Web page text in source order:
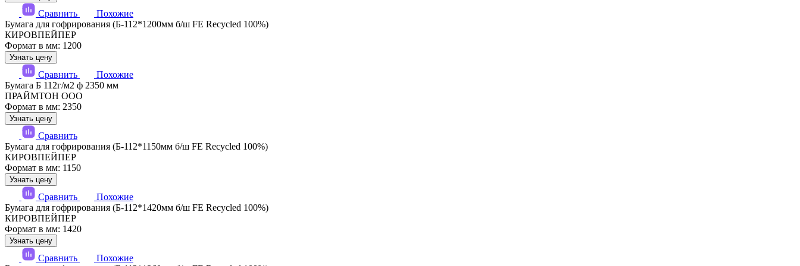
Сравнить
Похожие
Бумага для гофрирования (Б-112*1200мм б/ш FE Recycled 100%)
КИРОВПЕЙПЕР
Формат в мм: 1200
Узнать цену
Сравнить
Похожие
Бумага Б 112г/м2 ф 2350 мм
ПРАЙМТОН ООО
Формат в мм: 2350
Узнать цену
Сравнить
Бумага для гофрирования (Б-112*1150мм б/ш FE Recycled 100%)
КИРОВПЕЙПЕР
Формат в мм: 1150
Узнать цену
Сравнить
Похожие
Бумага для гофрирования (Б-112*1420мм б/ш FE Recycled 100%)
КИРОВПЕЙПЕР
Формат в мм: 1420
Узнать цену
Сравнить
Похожие